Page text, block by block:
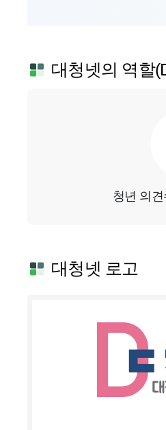
대청넷의 역할
청년 의
대청넷 로고